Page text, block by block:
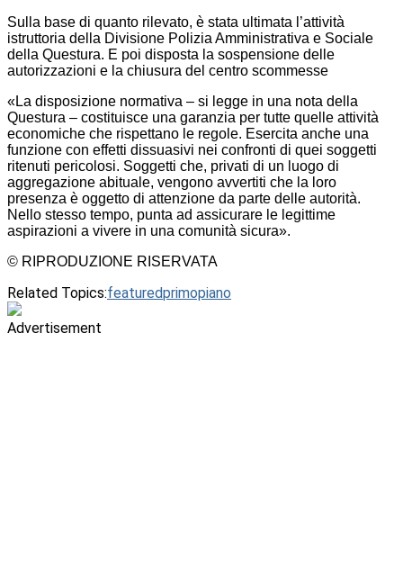
Sulla base di quanto rilevato, è stata ultimata l’attività
istruttoria della Divisione Polizia Amministrativa e Sociale
della Questura. E poi disposta la sospensione delle
autorizzazioni e la chiusura del centro scommesse
«La disposizione normativa – si legge in una nota della
Questura – costituisce una garanzia per tutte quelle attività
economiche che rispettano le regole. Esercita anche una
funzione con effetti dissuasivi nei confronti di quei soggetti
ritenuti pericolosi. Soggetti che, privati di un luogo di
aggregazione abituale, vengono avvertiti che la loro
presenza è oggetto di attenzione da parte delle autorità.
Nello stesso tempo, punta ad assicurare le legittime
aspirazioni a vivere in una comunità sicura».
© RIPRODUZIONE RISERVATA
Related Topics:featuredprimopiano
Advertisement